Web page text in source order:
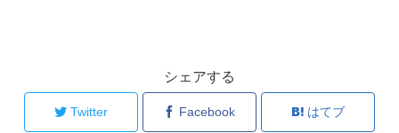
シェアする
Twitter Facebook はてブ